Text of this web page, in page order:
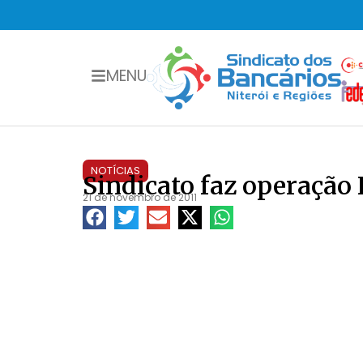
MENU
NOTÍCIAS
Sindicato faz operação
21 de novembro de 2011